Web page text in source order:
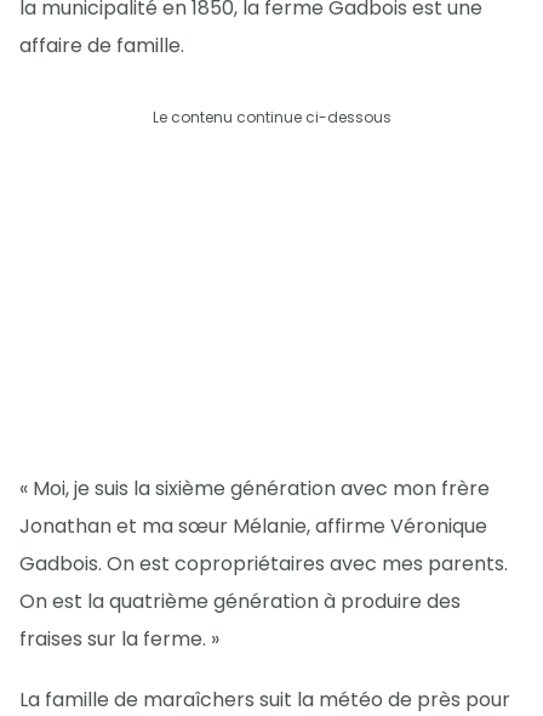
la municipalité en 1850, la ferme Gadbois est une
affaire de famille.
Le contenu continue ci-dessous
« Moi, je suis la sixième génération avec mon frère
Jonathan et ma sœur Mélanie, affirme Véronique
Gadbois. On est copropriétaires avec mes parents.
On est la quatrième génération à produire des
fraises sur la ferme. »
La famille de maraîchers suit la météo de près pour